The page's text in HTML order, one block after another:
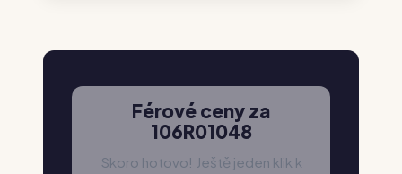
Férové ceny za
106R01048
Skoro hotovo! Ještě jeden klik k